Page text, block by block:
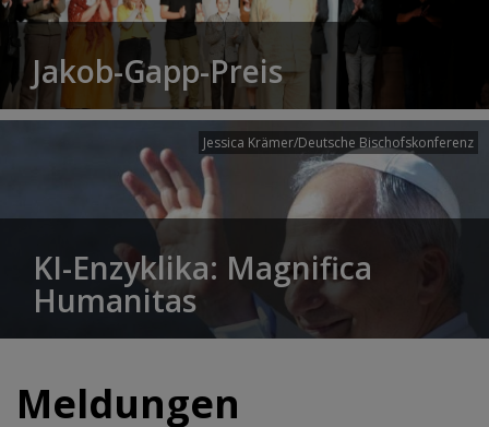
Jakob-Gapp-Preis
Jessica Krämer/Deutsche Bischofskonferenz
KI-Enzyklika: Magnifica
Humanitas
Meldungen